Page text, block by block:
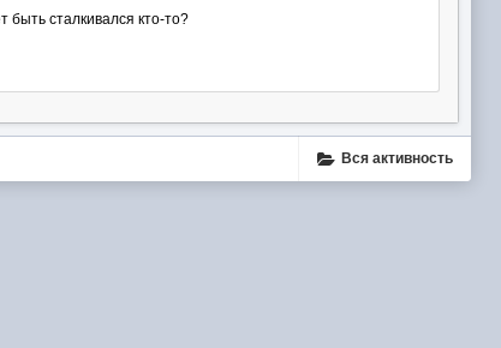
сталкивался кто-то?
Вся активность